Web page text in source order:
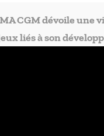
CGM dévoile
liés à son